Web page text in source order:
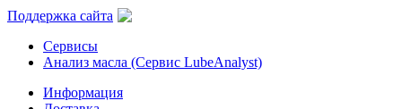
Поддержка сайта
Сервисы
Анализ масла (Сервис LubeAnalyst)
Информация